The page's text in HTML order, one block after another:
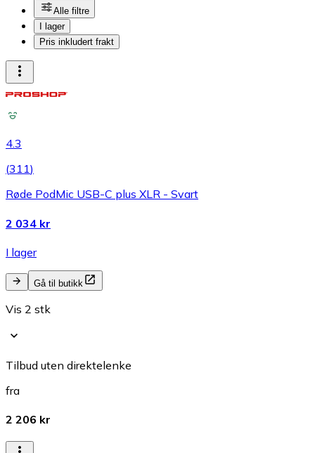
Alle filtre
I lager
Pris inkludert frakt
4.3
(311)
Røde PodMic USB-C plus XLR - Svart
2 034 kr
I lager
Gå til butikk
Vis 2 stk
Tilbud uten direktelenke
fra
2 206 kr